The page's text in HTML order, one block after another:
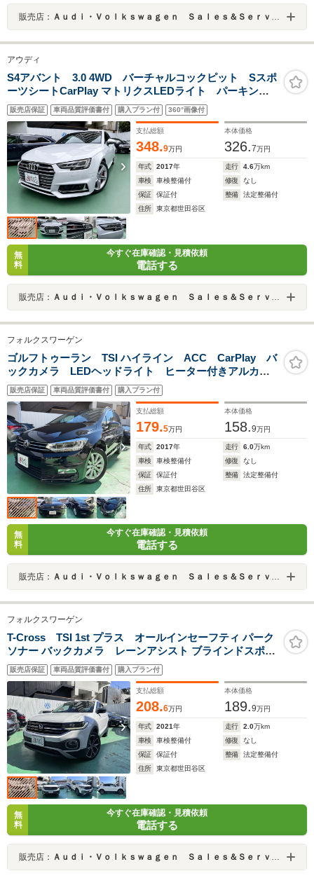
販売店： Ａｕｄｉ・Ｖｏｌｋｓｗａｇｅｎ Ｓａｌｅｓ＆Ｓｅｒｖｉｃｅ 株式会社ユーロマチック
アウディ
S4アバント 3.0 4WD バーチャルコックピット Sスポ
ーツシートCarPlay マトリクスLEDライト パーキング
アシスト 360度カメラ ACC オートトランク 記録
簿 スペアキー
販売店保証 車両品質評価書付 購入プラン付 360°画像付
支払総額
348.9万円
本体価格
326.7万円
年式 2017年 走行 4.6万km
車検
車検整備付 修復
なし
保証
保証付 整備
法定整備付
住所
東京都世田谷区
無
料
今すぐ在庫確認・見積依頼
電話する
販売店： Ａｕｄｉ・Ｖｏｌｋｓｗａｇｅｎ Ｓａｌｅｓ＆Ｓｅｒｖｉｃｅ 株式会社ユーロマチック
フォルクスワーゲン
ゴルフトゥーラン TSI ハイライン ACC CarPlay バ
ックカメラ LEDヘッドライト ヒーター付きアルカン
ターラシート 記録簿 禁煙 スペアキー
販売店保証 車両品質評価書付 購入プラン付
支払総額
179.5万円
本体価格
158.9万円
年式 2017年 走行 6.0万km
車検
車検整備付 修復
なし
保証
保証付 整備
法定整備付
住所
東京都世田谷区
無
料
今すぐ在庫確認・見積依頼
電話する
販売店： Ａｕｄｉ・Ｖｏｌｋｓｗａｇｅｎ Ｓａｌｅｓ＆Ｓｅｒｖｉｃｅ 株式会社ユーロマチック
フォルクスワーゲン
T-Cross TSI 1st プラス オールインセーフティ パーク
ソナー バックカメラ レーンアシスト ブラインドスポッ
トモニター リアトラフィックモニター 純正18インチ
AW ナビ CarPlay スペアキー 記録簿 禁煙車
販売店保証 車両品質評価書付 購入プラン付
支払総額
208.6万円
本体価格
189.9万円
年式 2021年 走行 2.0万km
車検
車検整備付 修復
なし
保証
保証付 整備
法定整備付
住所
東京都世田谷区
無
料
今すぐ在庫確認・見積依頼
電話する
販売店： Ａｕｄｉ・Ｖｏｌｋｓｗａｇｅｎ Ｓａｌｅｓ＆Ｓｅｒｖｉｃｅ 株式会社ユーロマチック